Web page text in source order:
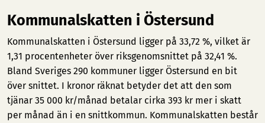
Kommunalskatten i Östersund
Kommunalskatten i Östersund ligger på 33,72 %, vilket är
1,31 procentenheter över riksgenomsnittet på 32,41 %.
Bland Sveriges 290 kommuner ligger Östersund en bit
över snittet. I kronor räknat betyder det att den som
tjänar 35 000 kr/månad betalar cirka 393 kr mer i skatt
per månad än i en snittkommun. Kommunalskatten består